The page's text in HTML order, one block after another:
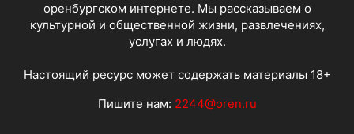
оренбургском интернете. Мы рассказываем о
культурной и общественной жизни, развлечениях,
услугах и людях.
Настоящий ресурс может содержать материалы 18+
Пишите нам: 2244@oren.ru